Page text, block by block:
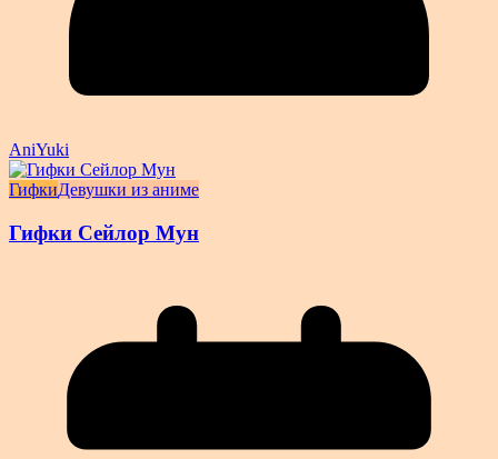
AniYuki
ГифкиДевушки из аниме
Гифки Сейлор Мун